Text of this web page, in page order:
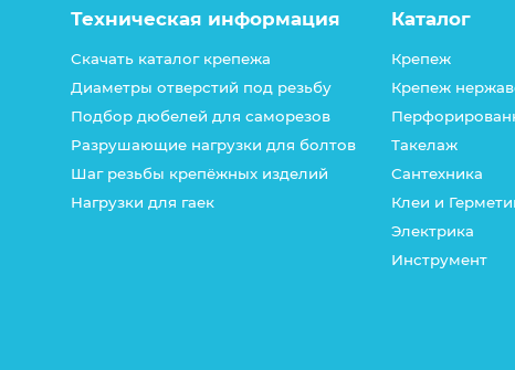
Техническая информация
Скачать каталог крепежа
Диаметры отверстий под резьбу
Подбор дюбелей для саморезов
Разрушающие нагрузки для болтов
Шаг резьбы крепёжных изделий
Нагрузки для гаек
Каталог
Крепеж
Крепеж
Такелаж
Сантехника
Клеи и
Электрика
Инструмент